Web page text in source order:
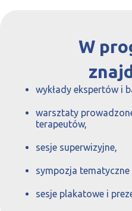
W
wykłady ekspertów i
warsztaty
terapeutów,
sesje superwizyjne,
sympozja
sesje plakatowe i